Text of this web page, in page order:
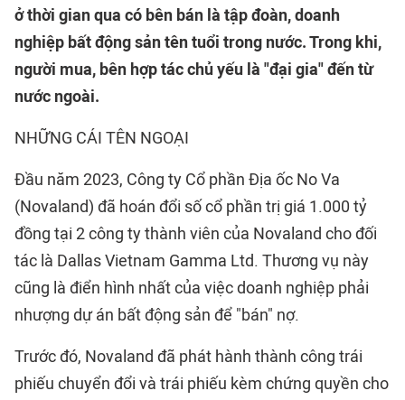
ở thời gian qua có bên bán là tập đoàn, doanh
nghiệp bất động sản tên tuổi trong nước. Trong khi,
người mua, bên hợp tác chủ yếu là "đại gia" đến từ
nước ngoài.
NHỮNG CÁI TÊN NGOẠI
Đầu năm 2023, Công ty Cổ phần Địa ốc No Va
(Novaland) đã hoán đổi số cổ phần trị giá 1.000 tỷ
đồng tại 2 công ty thành viên của Novaland cho đối
tác là Dallas Vietnam Gamma Ltd. Thương vụ này
cũng là điển hình nhất của việc doanh nghiệp phải
nhượng dự án bất động sản để "bán" nợ.
Trước đó, Novaland đã phát hành thành công trái
phiếu chuyển đổi và trái phiếu kèm chứng quyền cho